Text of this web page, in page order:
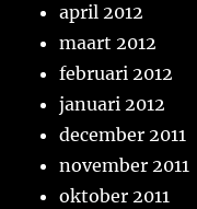
april 2012
maart 2012
februari 2012
januari 2012
december 2011
november 2011
oktober 2011